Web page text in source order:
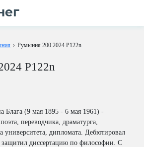
› Румыния 200 2024 P122n
P122n
Блага (9 мая 1895 - 6 мая 1961) -
переводчика, драматурга,
университета, дипломата. Дебютировал
защитил диссертацию по философии. С